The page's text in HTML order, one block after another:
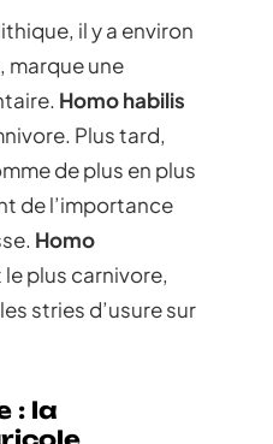
il y a environ
marque une
Homo habilis
Plus tard,
de plus en plus
de l’importance
Homo
le plus carnivore,
stries d’usure sur
: la